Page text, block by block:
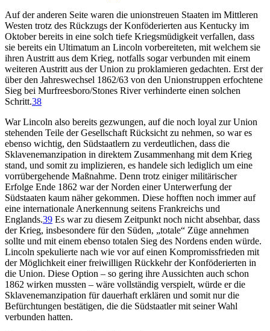
Auf der anderen Seite waren die unionstreuen Staaten im Mittleren
Westen trotz des Rückzugs der Konföderierten aus Kentucky im
Oktober bereits in eine solch tiefe Kriegsmüdigkeit verfallen, dass
sie bereits ein Ultimatum an Lincoln vorbereiteten, mit welchem sie
ihren Austritt aus dem Krieg, notfalls sogar verbunden mit einem
weiteren Austritt aus der Union zu proklamieren gedachten. Erst der
über den Jahreswechsel 1862/63 von den Unionstruppen erfochtene
Sieg bei Murfreesboro/Stones River verhinderte einen solchen
Schritt.38
War Lincoln also bereits gezwungen, auf die noch loyal zur Union
stehenden Teile der Gesellschaft Rücksicht zu nehmen, so war es
ebenso wichtig, den Südstaatlern zu verdeutlichen, dass die
Sklavenemanzipation in direktem Zusammenhang mit dem Krieg
stand, und somit zu implizieren, es handele sich lediglich um eine
vorrübergehende Maßnahme. Denn trotz einiger militärischer
Erfolge Ende 1862 war der Norden einer Unterwerfung der
Südstaaten kaum näher gekommen. Diese hofften noch immer auf
eine internationale Anerkennung seitens Frankreichs und
Englands.39 Es war zu diesem Zeitpunkt noch nicht absehbar, dass
der Krieg, insbesondere für den Süden, „totale“ Züge annehmen
sollte und mit einem ebenso totalen Sieg des Nordens enden würde.
Lincoln spekulierte nach wie vor auf einen Kompromissfrieden mit
der Möglichkeit einer freiwilligen Rückkehr der Konföderierten in
die Union. Diese Option – so gering ihre Aussichten auch schon
1862 wirken mussten – wäre vollständig verspielt, würde er die
Sklavenemanzipation für dauerhaft erklären und somit nur die
Befürchtungen bestätigen, die die Südstaatler mit seiner Wahl
verbunden hatten.